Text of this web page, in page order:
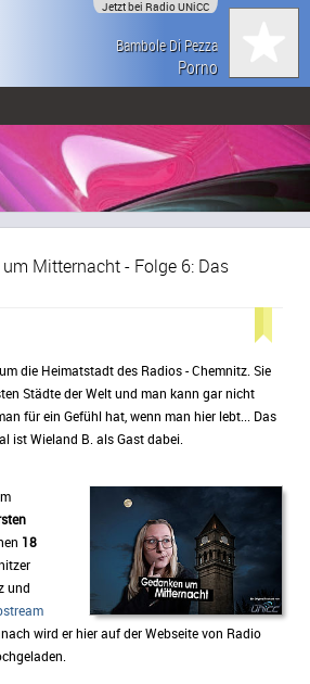
Jetzt bei Radio UNiCC
Bambole Di Pezza
Porno
Mitternacht - Folge 6: Das
die Heimatstadt des Radios - Chemnitz. Sie
Städte der Welt und man kann gar nicht
für ein Gefühl hat, wenn man hier lebt... Das
ist Wieland B. als Gast dabei.
18
und
wird er hier auf der Webseite von Radio